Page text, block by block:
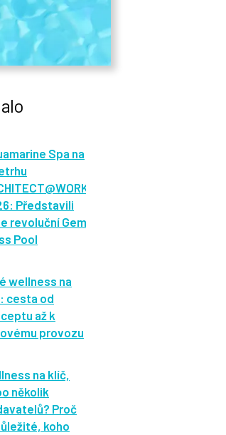
Spa na
Představili
revoluční Gem
Pool
wellness na
cesta od
až k
provozu
na klíč,
několik
Proč
koho